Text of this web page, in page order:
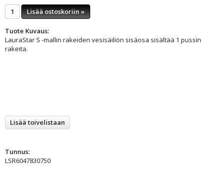
Lisää ostoskoriin »
Tuote Kuvaus:
LauraStar S -mallin rakeiden vesisäiliön sisäosa sisältää 1 pussin
rakeita.
Lisää toivelistaan
Tunnus:
LSR6047830750